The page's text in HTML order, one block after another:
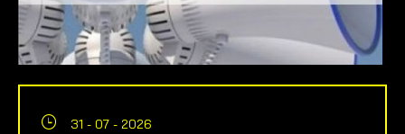
31 - 07 - 2026